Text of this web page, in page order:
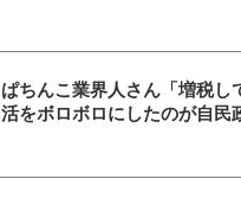
ぱちんこ業界人さん「増税し
活をボロボロにしたのが自民